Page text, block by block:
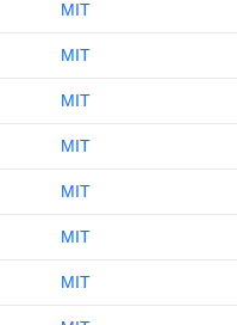
MIT
MIT
MIT
MIT
MIT
MIT
MIT